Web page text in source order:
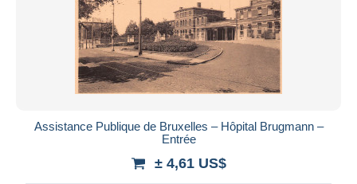
Assistance Publique de Bruxelles – Hôpital Brugmann –
Entrée
± 4,61 US$